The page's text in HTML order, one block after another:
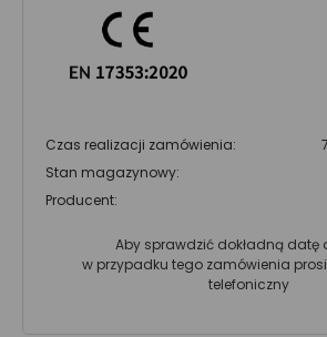
Czas realizacji zamówienia:
Stan magazynowy:
Producent:
Aby sprawdzić dokładną datę
w przypadku tego zamówienia
telefoniczny